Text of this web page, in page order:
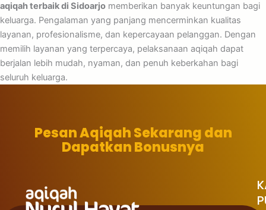
aqiqah terbaik di Sidoarjo memberikan banyak keuntungan bagi
keluarga. Pengalaman yang panjang mencerminkan kualitas
layanan, profesionalisme, dan kepercayaan pelanggan. Dengan
memilih layanan yang terpercaya, pelaksanaan aqiqah dapat
berjalan lebih mudah, nyaman, dan penuh keberkahan bagi
seluruh keluarga.
Pesan Aqiqah Sekarang dan
Dapatkan Bonusnya